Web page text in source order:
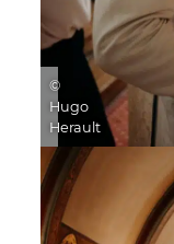
©
Hugo
Herault